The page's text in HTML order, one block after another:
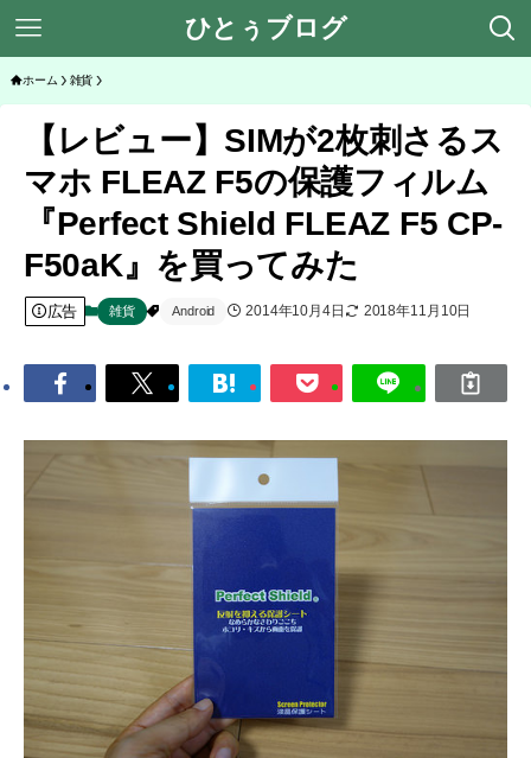
ひとぅブログ
ホーム 雑貨
【レビュー】SIMが2枚刺さるス
マホ FLEAZ F5の保護フィルム
『Perfect Shield FLEAZ F5 CP-
F50aK』を買ってみた
広告 雑貨 Android 2014年10月4日 2018年11月10日